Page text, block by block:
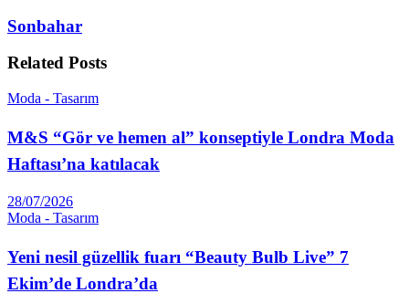
Sonbahar
Related Posts
Moda - Tasarım
M&S “Gör ve hemen al” konseptiyle Londra Moda
Haftası’na katılacak
28/07/2026
Moda - Tasarım
Yeni nesil güzellik fuarı “Beauty Bulb Live” 7
Ekim’de Londra’da